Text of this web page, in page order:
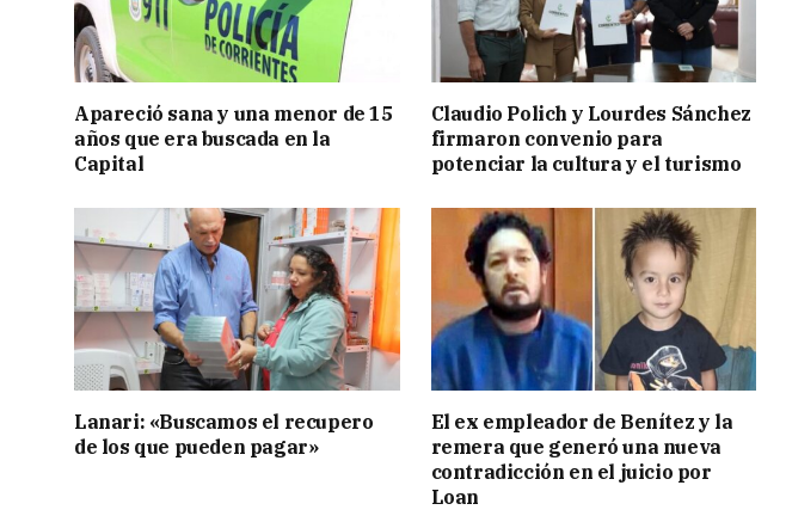
Apareció sana y una menor de 15
años que era buscada en la
Capital
Claudio Polich y Lourdes Sánchez
firmaron convenio para
potenciar la cultura y el turismo
Lanari: «Buscamos el recupero
de los que pueden pagar»
El ex empleador de Benítez y la
remera que generó una nueva
contradicción en el juicio por
Loan